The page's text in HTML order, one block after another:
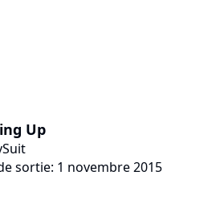
Up
sortie: 1 novembre 2015